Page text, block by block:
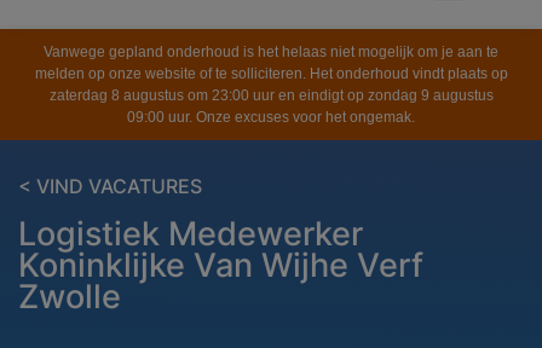
Vanwege gepland onderhoud is het helaas niet mogelijk om je aan te
melden op onze website of te solliciteren. Het onderhoud vindt plaats op
zaterdag 8 augustus om 23:00 uur en eindigt op zondag 9 augustus
09:00 uur. Onze excuses voor het ongemak.
< VIND VACATURES
Logistiek Medewerker
Koninklijke Van Wijhe Verf
Zwolle